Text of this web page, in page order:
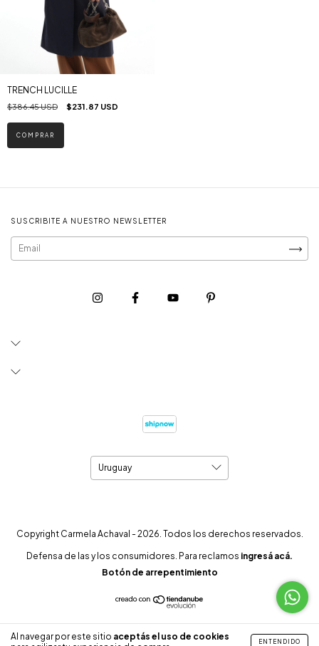
Al navegar por este sitio aceptás el uso de cookies
ENTENDIDO
TRENCH LUCILLE
$386.45 USD $231.87 USD
COMPRAR
SUSCRIBITE A NUESTRO NEWSLETTER
Copyright Carmela Achaval - 2026. Todos los derechos reservados.
Defensa de las y los consumidores. Para reclamos ingresá acá.
Botón de arrepentimiento